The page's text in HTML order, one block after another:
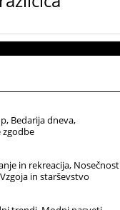
ure
Bedarija dneva
zgodbe
in rekreacija Nosečnost
Vzgoja in starševstvo